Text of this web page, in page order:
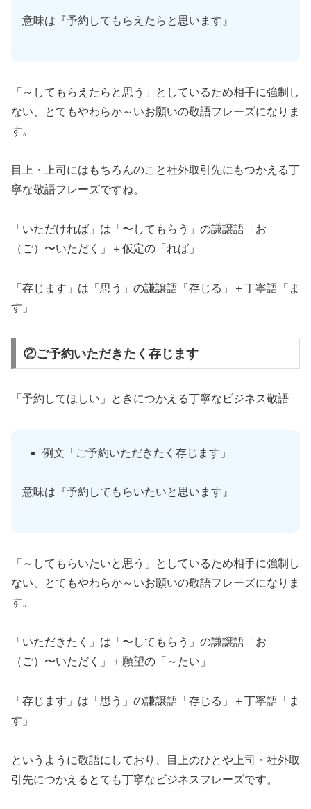
意味は『予約してもらえたらと思います』
「～してもらえたらと思う」としているため相手に強制し
ない、とてもやわらか～いお願いの敬語フレーズになりま
す。
目上・上司にはもちろんのこと社外取引先にもつかえる丁
寧な敬語フレーズですね。
「いただければ」は「〜してもらう」の謙譲語「お
（ご）〜いただく」＋仮定の「れば」
「存じます」は「思う」の謙譲語「存じる」＋丁寧語「ま
す」
②ご予約いただきたく存じます
「予約してほしい」ときにつかえる丁寧なビジネス敬語
例文「ご予約いただきたく存じます」
意味は『予約してもらいたいと思います』
「～してもらいたいと思う」としているため相手に強制し
ない、とてもやわらか～いお願いの敬語フレーズになりま
す。
「いただきたく」は「〜してもらう」の謙譲語「お
（ご）〜いただく」＋願望の「～たい」
「存じます」は「思う」の謙譲語「存じる」＋丁寧語「ま
す」
というように敬語にしており、目上のひとや上司・社外取
引先につかえるとても丁寧なビジネスフレーズです。